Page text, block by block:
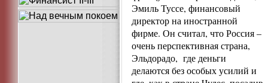
Эмиль Туссе, финансовый
директор на иностранной
фирме. Он считал, что Россия –
очень перспективная страна,
Эльдорадо, где деньги
делаются без особых усилий и